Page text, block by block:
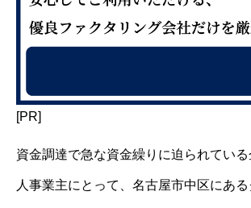
[PR]
資金調達で急な資金繰りに迫られてい
人事業主にとって、名古屋市中区にあ